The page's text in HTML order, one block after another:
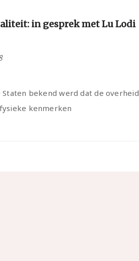
in gesprek met Lu Lodi
bekend werd dat de overheid
kenmerken